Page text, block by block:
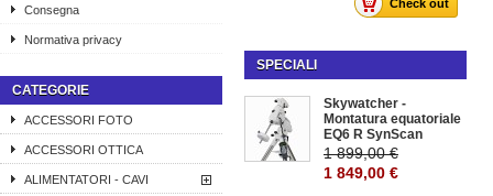
Consegna
Normativa privacy
CATEGORIE
ACCESSORI FOTO
ACCESSORI OTTICA
ALIMENTATORI - CAVI
Check out
SPECIALI
Skywatcher -
Montatura equatoriale
EQ6 R SynScan
1 899,00 €
1 849,00 €